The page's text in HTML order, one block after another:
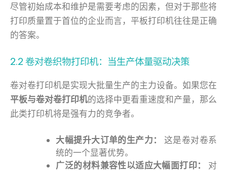
尽管初始成本和维护是需要考虑的因素，但对于那些将
打印质量置于首位的企业而言，平板打印机往往是正确
的答案。
2.2 卷对卷织物打印机：当生产体量驱动决策
卷对卷打印机是实现大批量生产的主力设备。如果您在
平板与卷对卷打印机的选择中更看重速度和产量，那么
此类打印机将是强有力的竞争者。
大幅提升大订单的生产力：
这是卷对卷系
统的一个显著优势。
广泛的材料兼容性以适应大幅面打印：
对